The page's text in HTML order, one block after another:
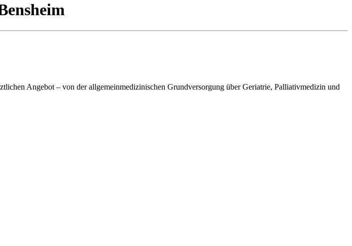
Angebot – von der allgemeinmedizinischen Grundversorgung über Geriatrie, Palliativmedizin und